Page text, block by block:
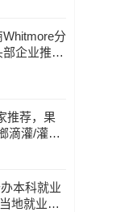
分
企业推
支持
推荐，果
滴灌/灌溉/
本科就业
地就业选